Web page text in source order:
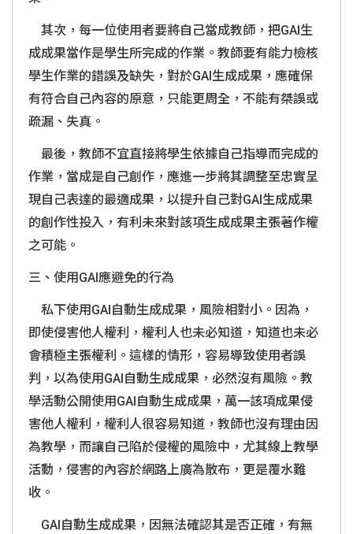
其次，每一位使用者要將自己當成教師，把GAI 生
成成果當作是學生所完成的作業。教師要有能力檢核
學生作業的錯誤及缺失，對於GAI 生成成果，應確保
有符合自己內容的原意，只能更周全，不能有桀誤或
疏漏、失真。
最後，教師不宜直接將學生依據自己指導而完成的
作業，當成是自己創作，應進一步將其調整至忠實呈
現自己表達的最適成果，以提升自己對GAI 生成成果
的創作性投入，有利未來對該項生成成果主張著作權
之可能。
三、使用 GAI 應避免的行為
私下使用 GAI 自動生成成果，風險相對小。因為，
即使侵害他人權利，權利人也未必知道，知道也未必
會積極主張權利。這樣的情形，容易導致使用者誤
判，以為使用 GAI 自動生成成果，必然沒有風險。教
學活動公開使用 GAI 自動生成成果，萬一該項成果侵
害他人權利，權利人很容易知道，教師也沒有理由因
為教學，而讓自己陷於侵權的風險中，尤其線上教學
活動，侵害的內容於網路上廣為散布，更是覆水難
收。
GAI 自動生成成果，因無法確認其是否正確，有無